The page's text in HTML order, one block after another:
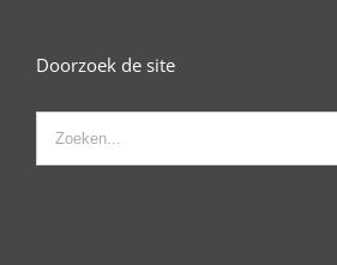
Doorzoek de site
Zoeken
naar: